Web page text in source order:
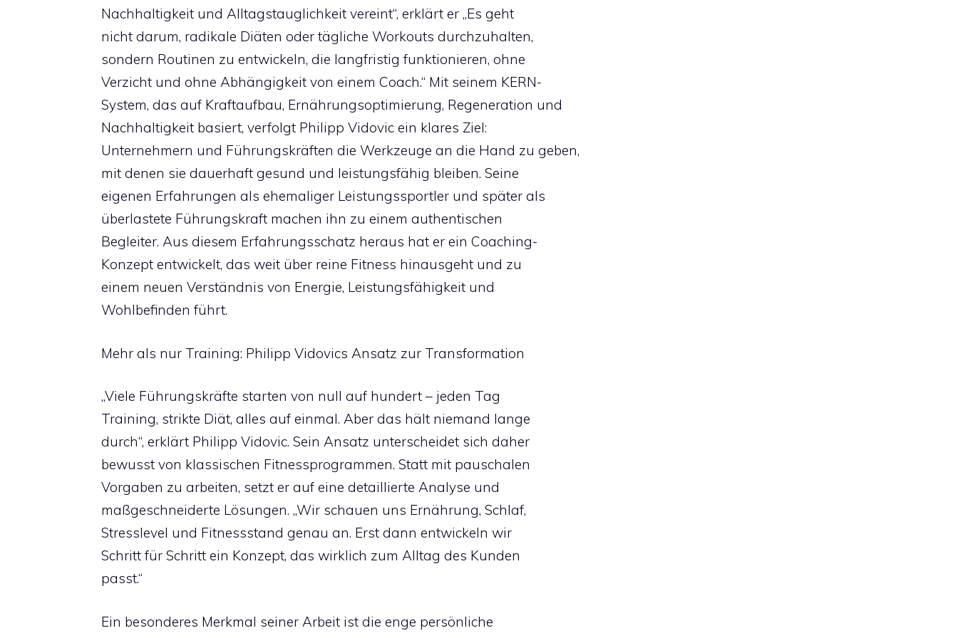
Nachhaltigkeit und Alltagstauglichkeit vereint“, erklärt er „Es geht
nicht darum, radikale Diäten oder tägliche Workouts durchzuhalten,
sondern Routinen zu entwickeln, die langfristig funktionieren, ohne
Verzicht und ohne Abhängigkeit von einem Coach.“ Mit seinem KERN-
System, das auf Kraftaufbau, Ernährungsoptimierung, Regeneration und
Nachhaltigkeit basiert, verfolgt Philipp Vidovic ein klares Ziel:
Unternehmern und Führungskräften die Werkzeuge an die Hand zu geben,
mit denen sie dauerhaft gesund und leistungsfähig bleiben. Seine
eigenen Erfahrungen als ehemaliger Leistungssportler und später als
überlastete Führungskraft machen ihn zu einem authentischen
Begleiter. Aus diesem Erfahrungsschatz heraus hat er ein Coaching-
Konzept entwickelt, das weit über reine Fitness hinausgeht und zu
einem neuen Verständnis von Energie, Leistungsfähigkeit und
Wohlbefinden führt.
Mehr als nur Training: Philipp Vidovics Ansatz zur Transformation
„Viele Führungskräfte starten von null auf hundert – jeden Tag
Training, strikte Diät, alles auf einmal. Aber das hält niemand lange
durch“, erklärt Philipp Vidovic. Sein Ansatz unterscheidet sich daher
bewusst von klassischen Fitnessprogrammen. Statt mit pauschalen
Vorgaben zu arbeiten, setzt er auf eine detaillierte Analyse und
maßgeschneiderte Lösungen. „Wir schauen uns Ernährung, Schlaf,
Stresslevel und Fitnessstand genau an. Erst dann entwickeln wir
Schritt für Schritt ein Konzept, das wirklich zum Alltag des Kunden
passt.“
Ein besonderes Merkmal seiner Arbeit ist die enge persönliche